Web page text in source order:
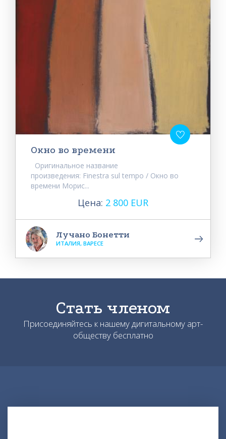
Окно во времени
Оригинальное название
произведения: Finestra sul tempo / Окно во
времени Морис...
Цена: 2 800 EUR
Лучано Бонетти
ИТАЛИЯ, ВАРЕСЕ
Стать членом
Присоединяйтесь к нашему дигитальному арт-
обществу бесплатно